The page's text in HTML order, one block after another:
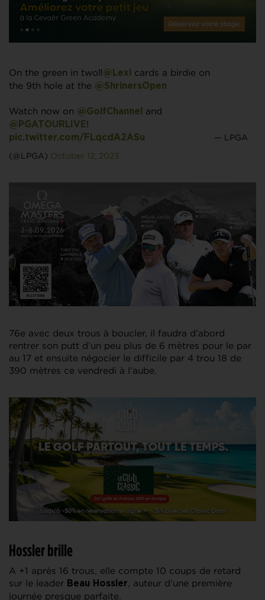
On the green in two‼️ @Lexi cards a birdie on
the 9th hole at the @ShrinersOpen
Watch now on @GolfChannel and
@PGATOURLIVE!
pic.twitter.com/FLqcdA2ASu — LPGA
(@LPGA) October 12, 2023
76e avec deux trous à boucler, il faudra d’abord
rentrer son putt d’un peu plus de 6 mètres pour le par
au 17 et ensuite négocier le difficile par 4 trou 18 de
390 mètres ce vendredi à l’aube.
Hossler brille
A +1 après 16 trous, elle compte 10 coups de retard
sur le leader Beau Hossler, auteur d’une première
journée presque parfaite.